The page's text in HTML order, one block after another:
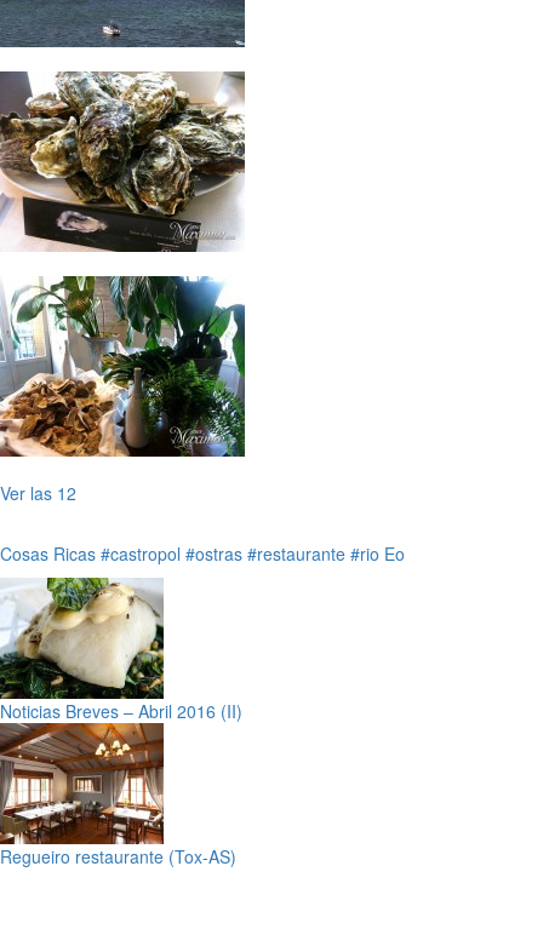
Ver las 12
Cosas Ricas #castropol #ostras #restaurante #rio Eo
Noticias Breves – Abril 2016 (II)
Regueiro restaurante (Tox-AS)